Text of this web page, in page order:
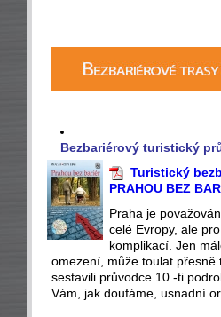
Bezbariérový turistický
Turistický
PRAHOU BEZ
Praha je
celé Evropy, ale
komplikací. Jen
omezení, může toulat přesně
sestavili průvodce 10 -ti
Vám, jak doufáme, usnadní